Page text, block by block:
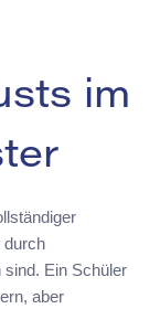
im
durch
Ein Schüler
aber